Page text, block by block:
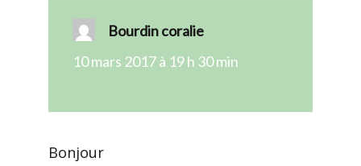
Bourdin coraliedit :
10 mars 2017 à 19 h 30 min
Bonjour